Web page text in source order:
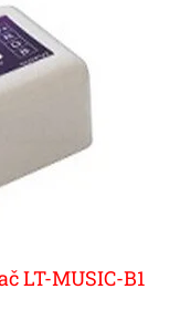
LT-MUSIC-B1